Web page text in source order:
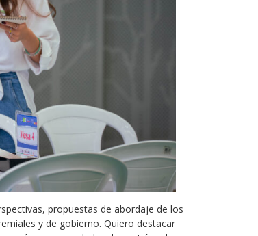
propuestas de abordaje de los
y de gobierno. Quiero destacar